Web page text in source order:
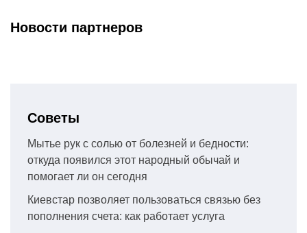
Новости партнеров
Советы
Мытье рук с солью от болезней и бедности:
откуда появился этот народный обычай и
помогает ли он сегодня
Киевстар позволяет пользоваться связью без
пополнения счета: как работает услуга